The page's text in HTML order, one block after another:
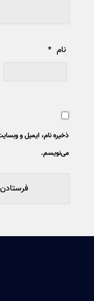
نام *
ذخیره نام، ایمیل و
می‌نویسم.